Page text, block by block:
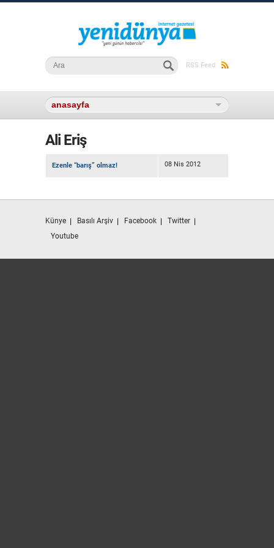
RSS Feed
Arama formu
Ara
Ali Eriş
Ezenle “barış” olmaz! 08 Nis 2012
Künye Basılı Arşiv Facebook
Twitter
Youtube